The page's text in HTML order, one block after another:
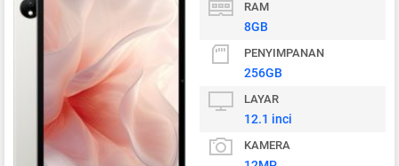
RAM
8GB
PENYIMPANAN
256GB
LAYAR
12.1 inci
KAMERA